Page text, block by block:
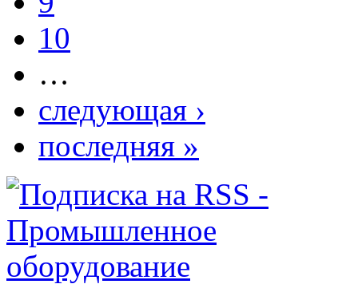
10
…
следующая ›
последняя »